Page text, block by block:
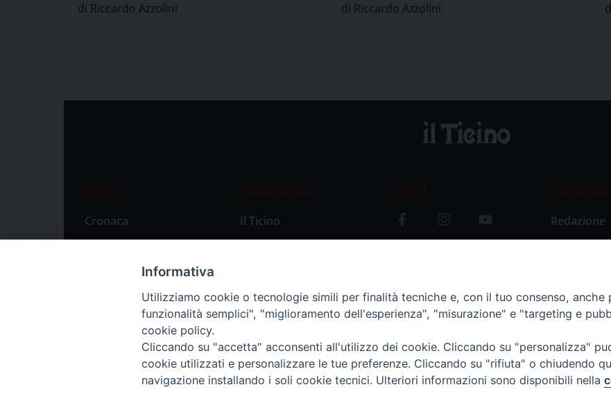
Medico”
di Riccardo Azzolini di Riccardo Azzolini
News
Cronaca
Attualità
Primo Piano
Il settimanale
Il Ticino
Abbonamenti
Social
L’editoriale
Redazione
Storia
Informativa
Utilizziamo cookie o tecnologie simili per finalità tecniche e, con il tuo consenso,
funzionalità semplici", "miglioramento dell'esperienza", "misurazione" e "targeting e
cookie policy.
Cliccando su "accetta" acconsenti all'utilizzo dei cookie. Cliccando su "personalizza"
cookie utilizzati e personalizzare le tue preferenze. Cliccando su "rifiuta" o chiudendo
navigazione installando i soli cookie tecnici. Ulteriori informazioni sono disponibili nella